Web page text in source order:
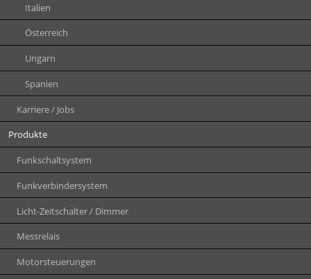
Italien
Österreich
Ungarn
Spanien
Karriere / Jobs
Produkte
Funkschaltsystem
Funkverbindersystem
Licht-Zeitschalter / Dimmer
Messrelais
Motorsteuerungen